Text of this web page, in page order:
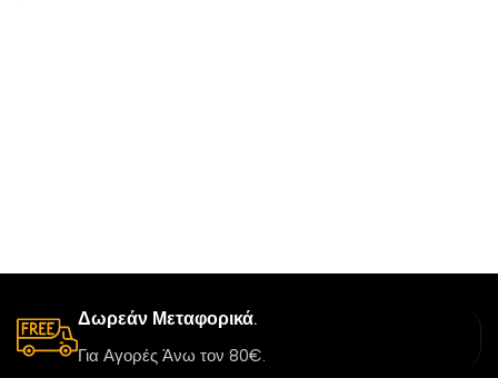
Δωρεάν Μεταφορικά.
Για Αγορές Άνω τον 80€.